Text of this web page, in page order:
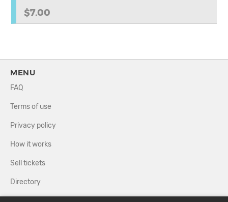
$7.00
MENU
FAQ
Terms of use
Privacy policy
How it works
Sell tickets
Directory